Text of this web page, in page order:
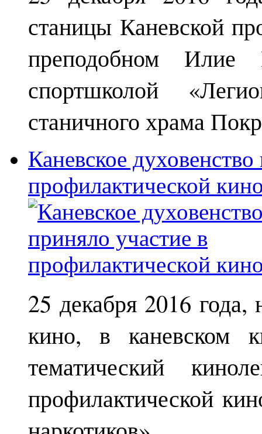
станицы Каневской
преподобном Илие
спортшколой
станичного храма
Каневское
профилактической
25 декабря 2016
кино, в каневском
тематический
профилактической